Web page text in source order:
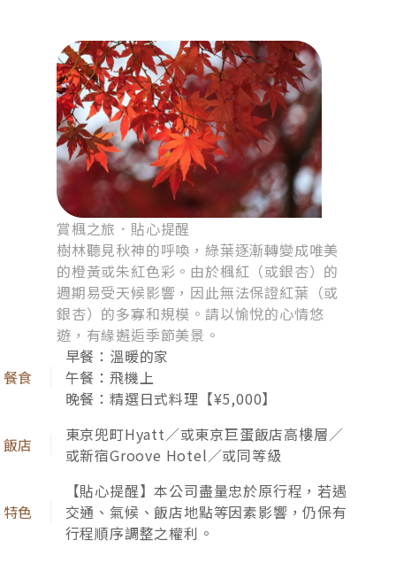
承蒙加人們的厚愛，2026年加利利旅遊迎來「30週
年」輝煌里程碑，為了回饋這份情誼，我們的「日本
全新改版」，將多年來的款待心法重新洗鍊，規劃
「初見日本、星曜日本、奢藏日本」三大系列，向加
人致上最深的謝意，把最好的日本，呈獻給最親的加
賞楓之旅．貼心提醒
樹林聽見秋神的呼喚，綠葉逐漸轉變成唯美
的橙黃或朱紅色彩。由於楓紅（或銀杏）的
週期易受天候影響，因此無法保證紅葉（或
銀杏）的多寡和規模。請以愉悅的心情悠
遊，有緣邂逅季節美景。
早餐：溫暖的家
午餐：飛機上
晚餐：精選日式料理【¥5,000】
東京兜町Hyatt／或東京巨蛋飯店高樓層／
或新宿Groove Hotel／或同等級
【貼心提醒】本公司盡量忠於原行程，若遇
交通、氣候、飯店地點等因素影響，仍保有
行程順序調整之權利。